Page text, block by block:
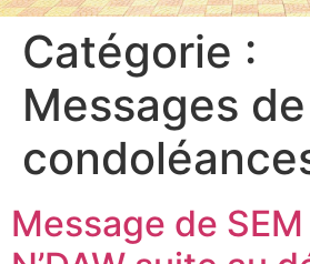
Catégorie :
Messages de
Message de SEM